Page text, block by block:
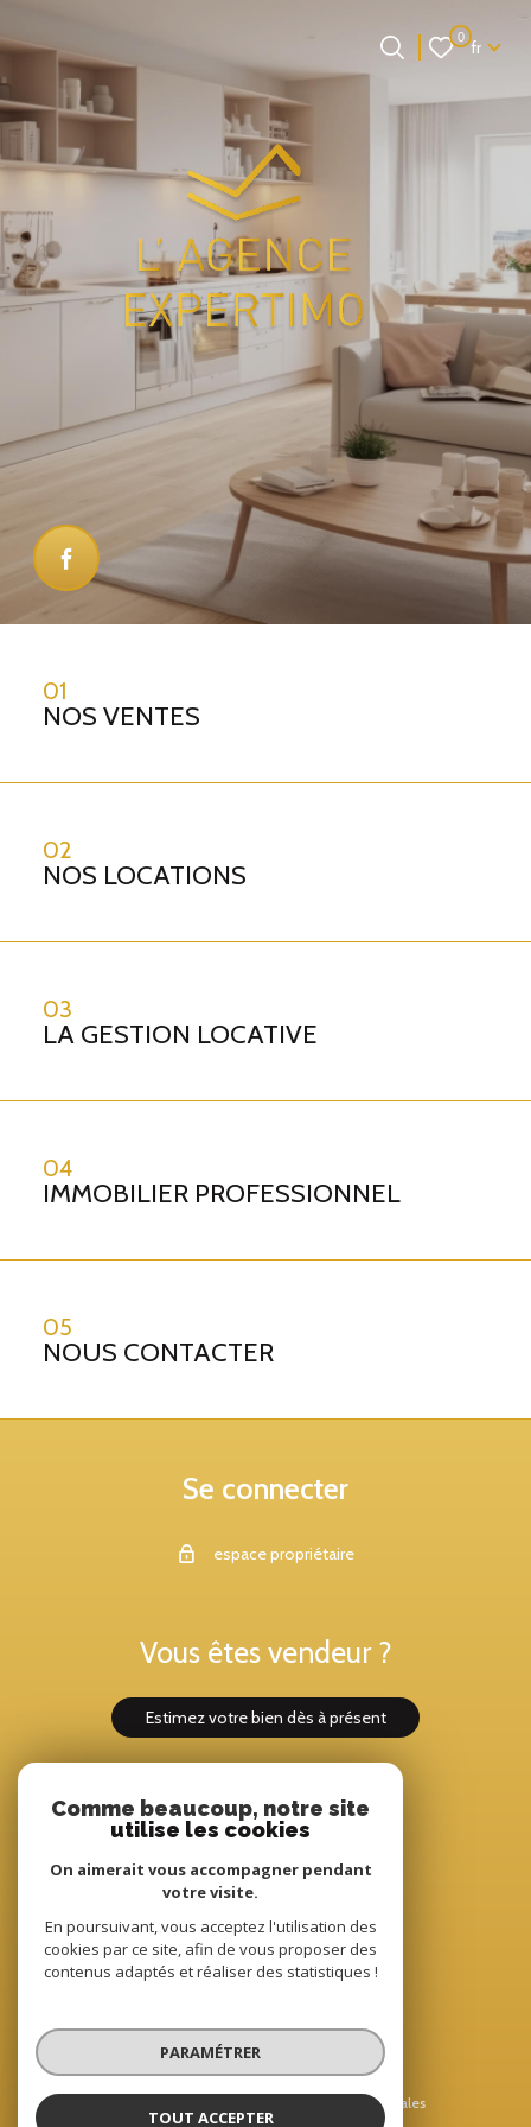
0 Langue
fr
Accueil
fr
et si on faisait
connaissance ?
01
NOS VENTES
02
NOS LOCATIONS
03
LA GESTION LOCATIVE
04
IMMOBILIER PROFESSIONNEL
05
NOUS CONTACTER
Se connecter
espace propriétaire
Vous êtes vendeur ?
estimez votre bien dès à présent
Adhérents
© 2022
Tous droits réservés
Mentions légales
Comme beaucoup, notre site
utilise les cookies
On aimerait vous accompagner pendant
votre visite.
En poursuivant, vous acceptez l'utilisation des
cookies par ce site, afin de vous proposer des
contenus adaptés et réaliser des statistiques !
PARAMÉTRER
TOUT ACCEPTER